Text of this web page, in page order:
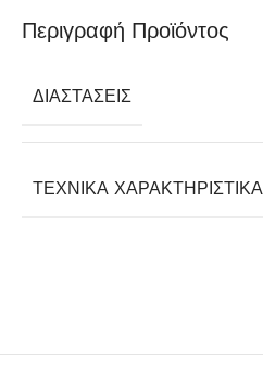
Περιγραφή Προϊόντος
ΔΙΑΣΤΆΣΕΙΣ
ΤΕΧΝΙΚΆ ΧΑΡΑΚΤΗΡΙΣΤΙΚΆ